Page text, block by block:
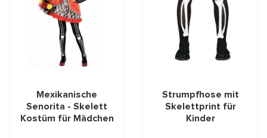
Mexikanische
Senorita - Skelett
Kostüm für Mädchen
Strumpfhose mit
Skelettprint für
Kinder